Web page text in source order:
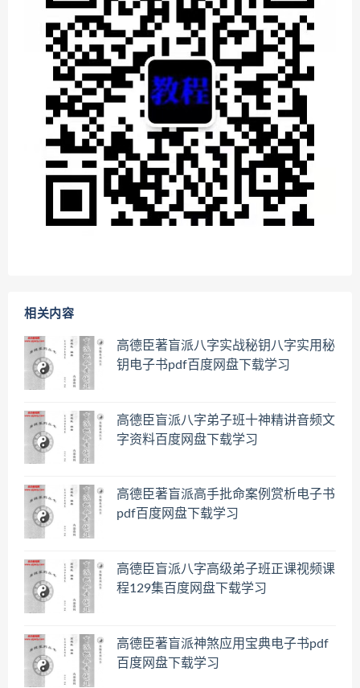
相关内容
高德臣著盲派八字实战秘钥八字实用秘
钥电子书pdf百度网盘下载学习
高德臣盲派八字弟子班十神精讲音频文
字资料百度网盘下载学习
高德臣著盲派高手批命案例赏析电子书
pdf百度网盘下载学习
高德臣盲派八字高级弟子班正课视频课
程129集百度网盘下载学习
高德臣著盲派神煞应用宝典电子书pdf
百度网盘下载学习